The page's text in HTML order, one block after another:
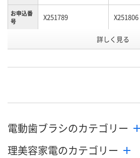
お申込番
号
X251789 X251806
直送品
した
した
詳しく見る
電動歯ブラシのカテゴリー
理美容家電のカテゴリー